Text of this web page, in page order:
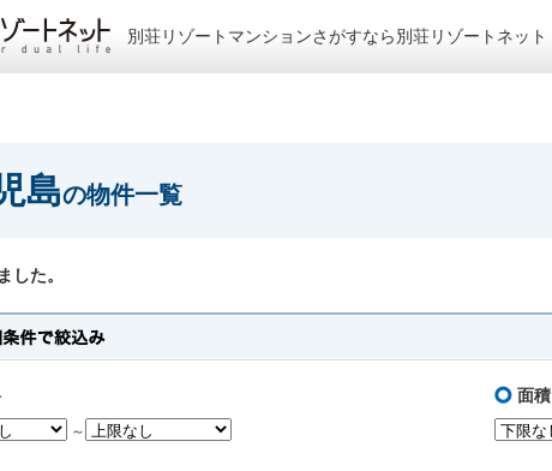
別荘リゾートマンションさがすなら別荘リゾートネット
島の物件一覧
した。
～
面積